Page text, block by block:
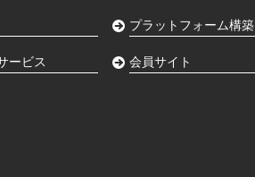
プラットフォーム構築
ービス 会員サイト